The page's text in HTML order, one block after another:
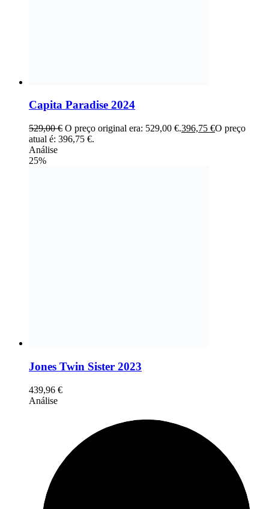
Capita Paradise 2024
529,00€ O preço original era: 529,00 €.396,75 €O preço
atual é: 396,75 €.
Análise
25%
Jones Twin Sister 2023
439,96 €
Análise